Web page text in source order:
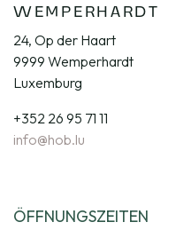
WEMPERHARDT
24, Op der Haart
9999 Wemperhardt
Luxemburg
+352 26 95 71 11
info@hob.lu
ÖFFNUNGSZEITEN